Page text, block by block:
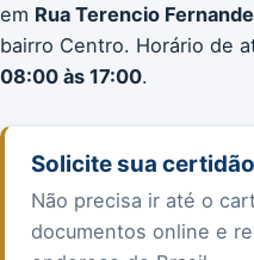
em Rua Terencio
bairro Centro. Horário de
08:00 às 17:00.
Solicite sua
Não precisa ir até o
documentos online e